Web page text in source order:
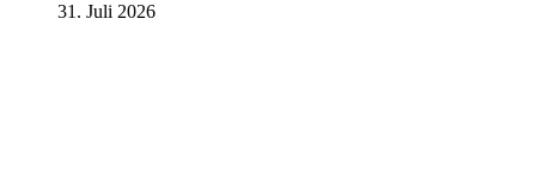
31. Juli 2026